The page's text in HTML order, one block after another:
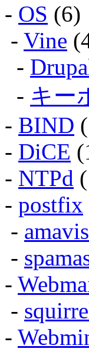
- OS (6)
- Vine
-
- キー
- BIND
- DiCE
- NTPd
- postfix
-
-
-
-
-